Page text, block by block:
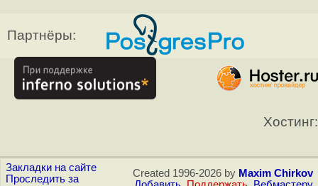
Партнёры:
Хостинг:
Закладки на сайте
Проследить за
Created 1996-2026 by Maxim Chirkov